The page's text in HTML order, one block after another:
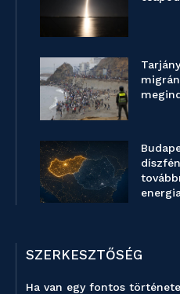
SZERKESZTŐSÉG
Ha van egy fontos